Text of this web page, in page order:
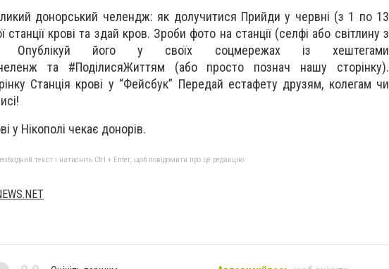
донорський челендж: як долучитися ​Прийди у червні (з 1 по 13
станції крові та здай кров. Зроби фото на станції (селфі або світлину з
Опублікуй його у своїх соцмережах із хештегами
та #ПоділисяЖиттям (або просто познач нашу сторінку).
Станція крові у “Фейсбук” Передай естафету друзям, колегам чи
у Нікополі чекає донорів.
текст і натисніть Ctrl + Enter, щоб повідомити про це редакцію